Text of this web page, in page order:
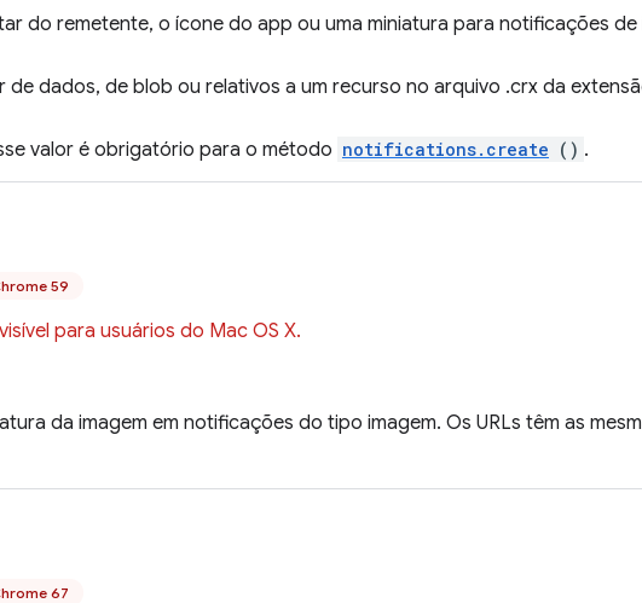
do remetente, o ícone do app ou uma miniatura para notificações de
de dados, de blob ou relativos a um recurso no arquivo .crx da
valor é obrigatório para o método notifications.create () .
59
para usuários do Mac OS X.
da imagem em notificações do tipo imagem. Os URLs têm as
67